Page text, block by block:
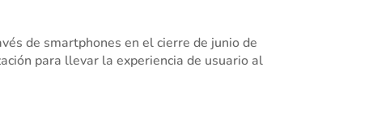
de smartphones en el cierre de junio de
para llevar la experiencia de usuario al